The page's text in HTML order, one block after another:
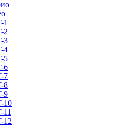
1
2
3
4
5
6
7
8
9
10
11
12